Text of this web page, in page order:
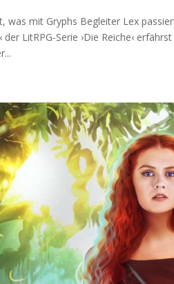
was mit Gryphs Begleiter Lex
der LitRPG-Serie ›Die Reiche‹